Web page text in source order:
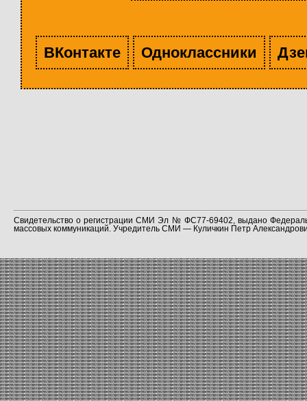
ВКонтакте Одноклассники
Свидетельство о регистрации СМИ Эл № ФС77-69402, выдано
массовых коммуникаций. Учредитель СМИ — Куличкин Петр